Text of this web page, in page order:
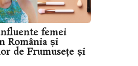
femei
România și
de Frumusețe și